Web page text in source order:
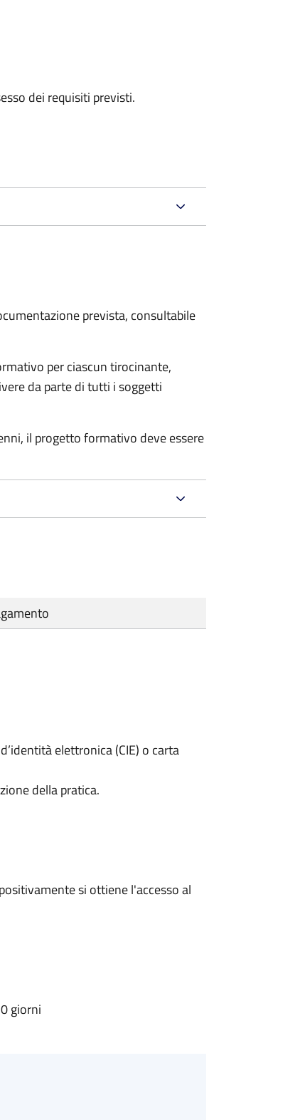
dei requisiti previsti.
prevista, consultabile
per ciascun tirocinante,
da parte di tutti i soggetti
il progetto formativo deve essere
elettronica (CIE) o carta
della pratica.
si ottiene l'accesso al
giorni